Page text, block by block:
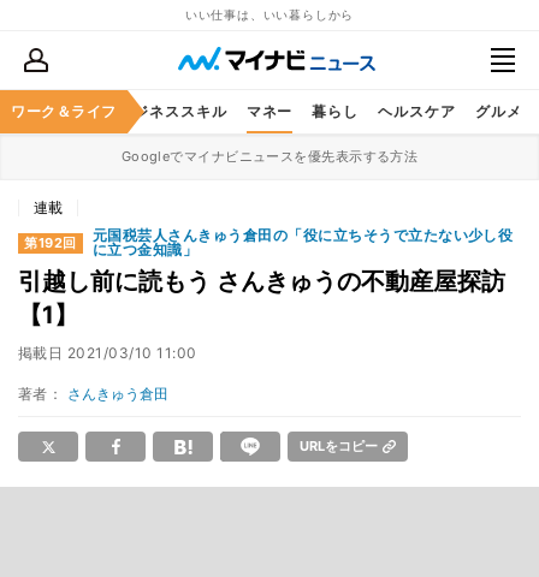
いい仕事は、いい暮らしから
ワーク＆ライフ
キャリア ビジネススキル マネー 暮らし ヘルスケア グルメ
Googleでマイナビニュースを優先表示する方法
連載
第192回
元国税芸人さんきゅう倉田の「役に立ちそうで立たない少し役
に立つ金知識」
引越し前に読もう さんきゅうの不動産屋探訪
【1】
掲載日 2021/03/10 11:00
著者： さんきゅう倉田
URLをコピー